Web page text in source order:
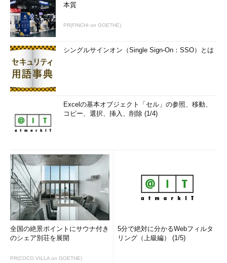
本質
PR(FINCHI on GOETHE)
シングルサインオン（Single Sign-On：SSO）とは
Excelの基本オブジェクト「セル」の参照、移動、
コピー、選択、挿入、削除 (1/4)
全国の絶景ポイントにサウナ付き
のシェア別荘を展開
PR(COCO VILLA on GOETHE)
5分で絶対に分かるWebフィルタ
リング（上級編） (1/5)